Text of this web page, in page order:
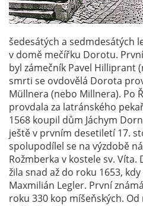
šedesátých a sedmdesátých
v domě mečířku Dorotu.
byl zámečník Pavel Hilliprant
smrti se ovdovělá Dorota
Müllnera (nebo Millnera). Po
provdala za latránského
1568 koupil dům Jáchym
ještě v prvním desetiletí 17.
spolupodílel se na výzdobě
Rožmberka v kostele sv.
žila snad až do roku 1653,
Maxmilián Legler. První
roku 330 kop míšeňských.